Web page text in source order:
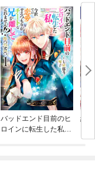
バッドエンド目前のヒ
ロインに転生した私、
結